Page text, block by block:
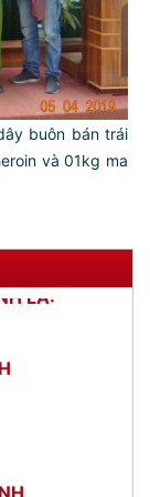
buôn bán trái
và 01kg ma